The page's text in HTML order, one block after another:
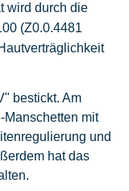
wird durch die
(Z0.0.4481
bestickt. Am
Manschetten mit
und
hat das